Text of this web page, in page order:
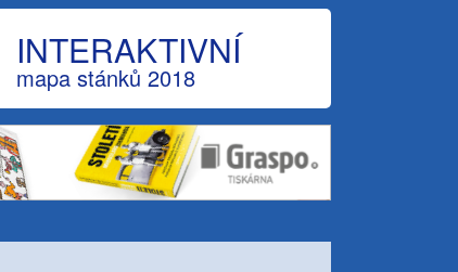
INTERAKTIVNÍ
mapa stánků 2018